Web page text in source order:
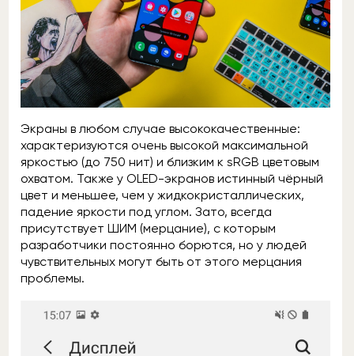
Экраны в любом случае высококачественные:
характеризуются очень высокой максимальной
яркостью (до 750 нит) и близким к sRGB цветовым
охватом. Также у OLED-экранов истинный чёрный
цвет и меньшее, чем у жидкокристаллических,
падение яркости под углом. Зато, всегда
присутствует ШИМ (мерцание), с которым
разработчики постоянно борются, но у людей
чувствительных могут быть от этого мерцания
проблемы.